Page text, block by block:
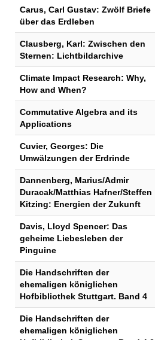
Carus, Carl Gustav: Zwölf Briefe
über das Erdleben
Clausberg, Karl: Zwischen den
Sternen: Lichtbildarchive
Climate Impact Research: Why,
How and When?
Commutative Algebra and its
Applications
Cuvier, Georges: Die
Umwälzungen der Erdrinde
Dannenberg, Marius/Admir
Duracak/Matthias Hafner/Steffen
Kitzing: Energien der Zukunft
Davis, Lloyd Spencer: Das
geheime Liebesleben der
Pinguine
Die Handschriften der
ehemaligen königlichen
Hofbibliothek Stuttgart. Band 4
Die Handschriften der
ehemaligen königlichen